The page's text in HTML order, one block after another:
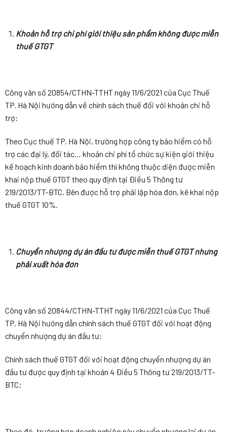
Khoản hỗ trợ chi phí giới thiệu sản phẩm không được miễn
thuế GTGT
Công văn số 20854/CTHN-TTHT ngày 11/6/2021 của Cục Thuế
TP. Hà Nội hướng dẫn về chính sách thuế đối với khoản chi hỗ
trợ:
Theo Cục thuế TP. Hà Nội, trường hợp công ty bảo hiểm có hỗ
trợ các đại lý, đối tác… khoản chi phí tổ chức sự kiện giới thiệu
kế hoạch kinh doanh bảo hiểm thì không thuộc diện được miễn
khai nộp thuế GTGT theo quy định tại Điều 5 Thông tư
219/2013/TT-BTC. Bên được hỗ trợ phải lập hóa đơn, kê khai nộp
thuế GTGT 10%.
Chuyển nhượng dự án đầu tư được miễn thuế GTGT nhưng
phải xuất hóa đơn
Công văn số 20844/CTHN-TTHT ngày 11/6/2021 của Cục Thuế
TP. Hà Nội hướng dẫn chính sách thuế GTGT đối với hoạt động
chuyển nhượng dự án đầu tư:
Chính sách thuế GTGT đối với hoạt động chuyển nhượng dự án
đầu tư được quy định tại khoản 4 Điều 5 Thông tư 219/2013/TT-
BTC;